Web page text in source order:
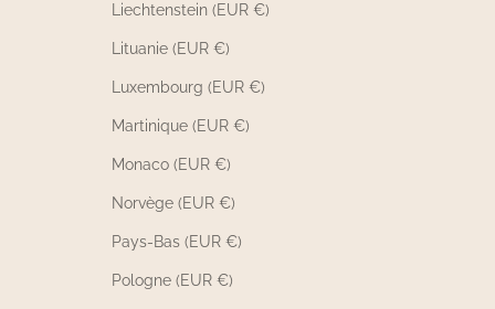
Liechtenstein (EUR €)
Lituanie (EUR €)
Luxembourg (EUR €)
Martinique (EUR €)
Monaco (EUR €)
Norvège (EUR €)
Pays-Bas (EUR €)
Pologne (EUR €)